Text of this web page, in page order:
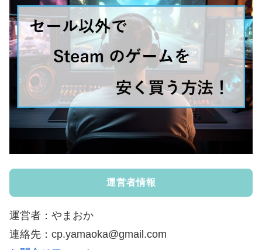
運営者情報
運営者：やまおか
連絡先：cp.yamaoka@gmail.com